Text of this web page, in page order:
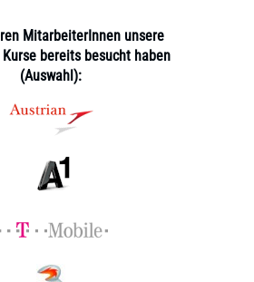
MitarbeiterInnen unsere
bereits besucht haben
(Auswahl):